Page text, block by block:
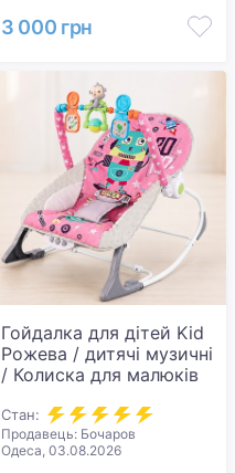
3 000 грн
Гойдалка для дітей Kid
Рожева / дитячі музичні
/ Колиска для малюків
Стан:
Продавець: Бочаров
Одеса, 03.08.2026